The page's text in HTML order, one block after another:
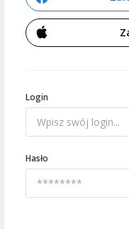
Login
Hasło